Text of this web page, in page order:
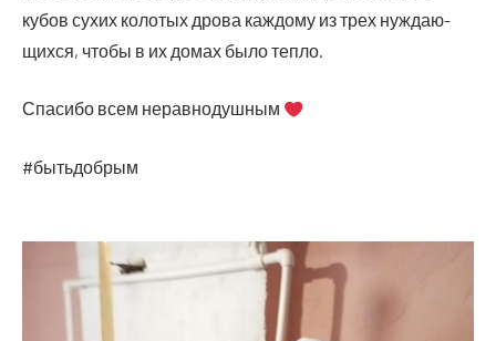
кубов сухих коло­тых дро­ва каж­до­му из трех нуж­да­ю­
щих­ся, что­бы в их домах было тепло.
Спа­си­бо всем неравнодушным
#быть­доб­рым